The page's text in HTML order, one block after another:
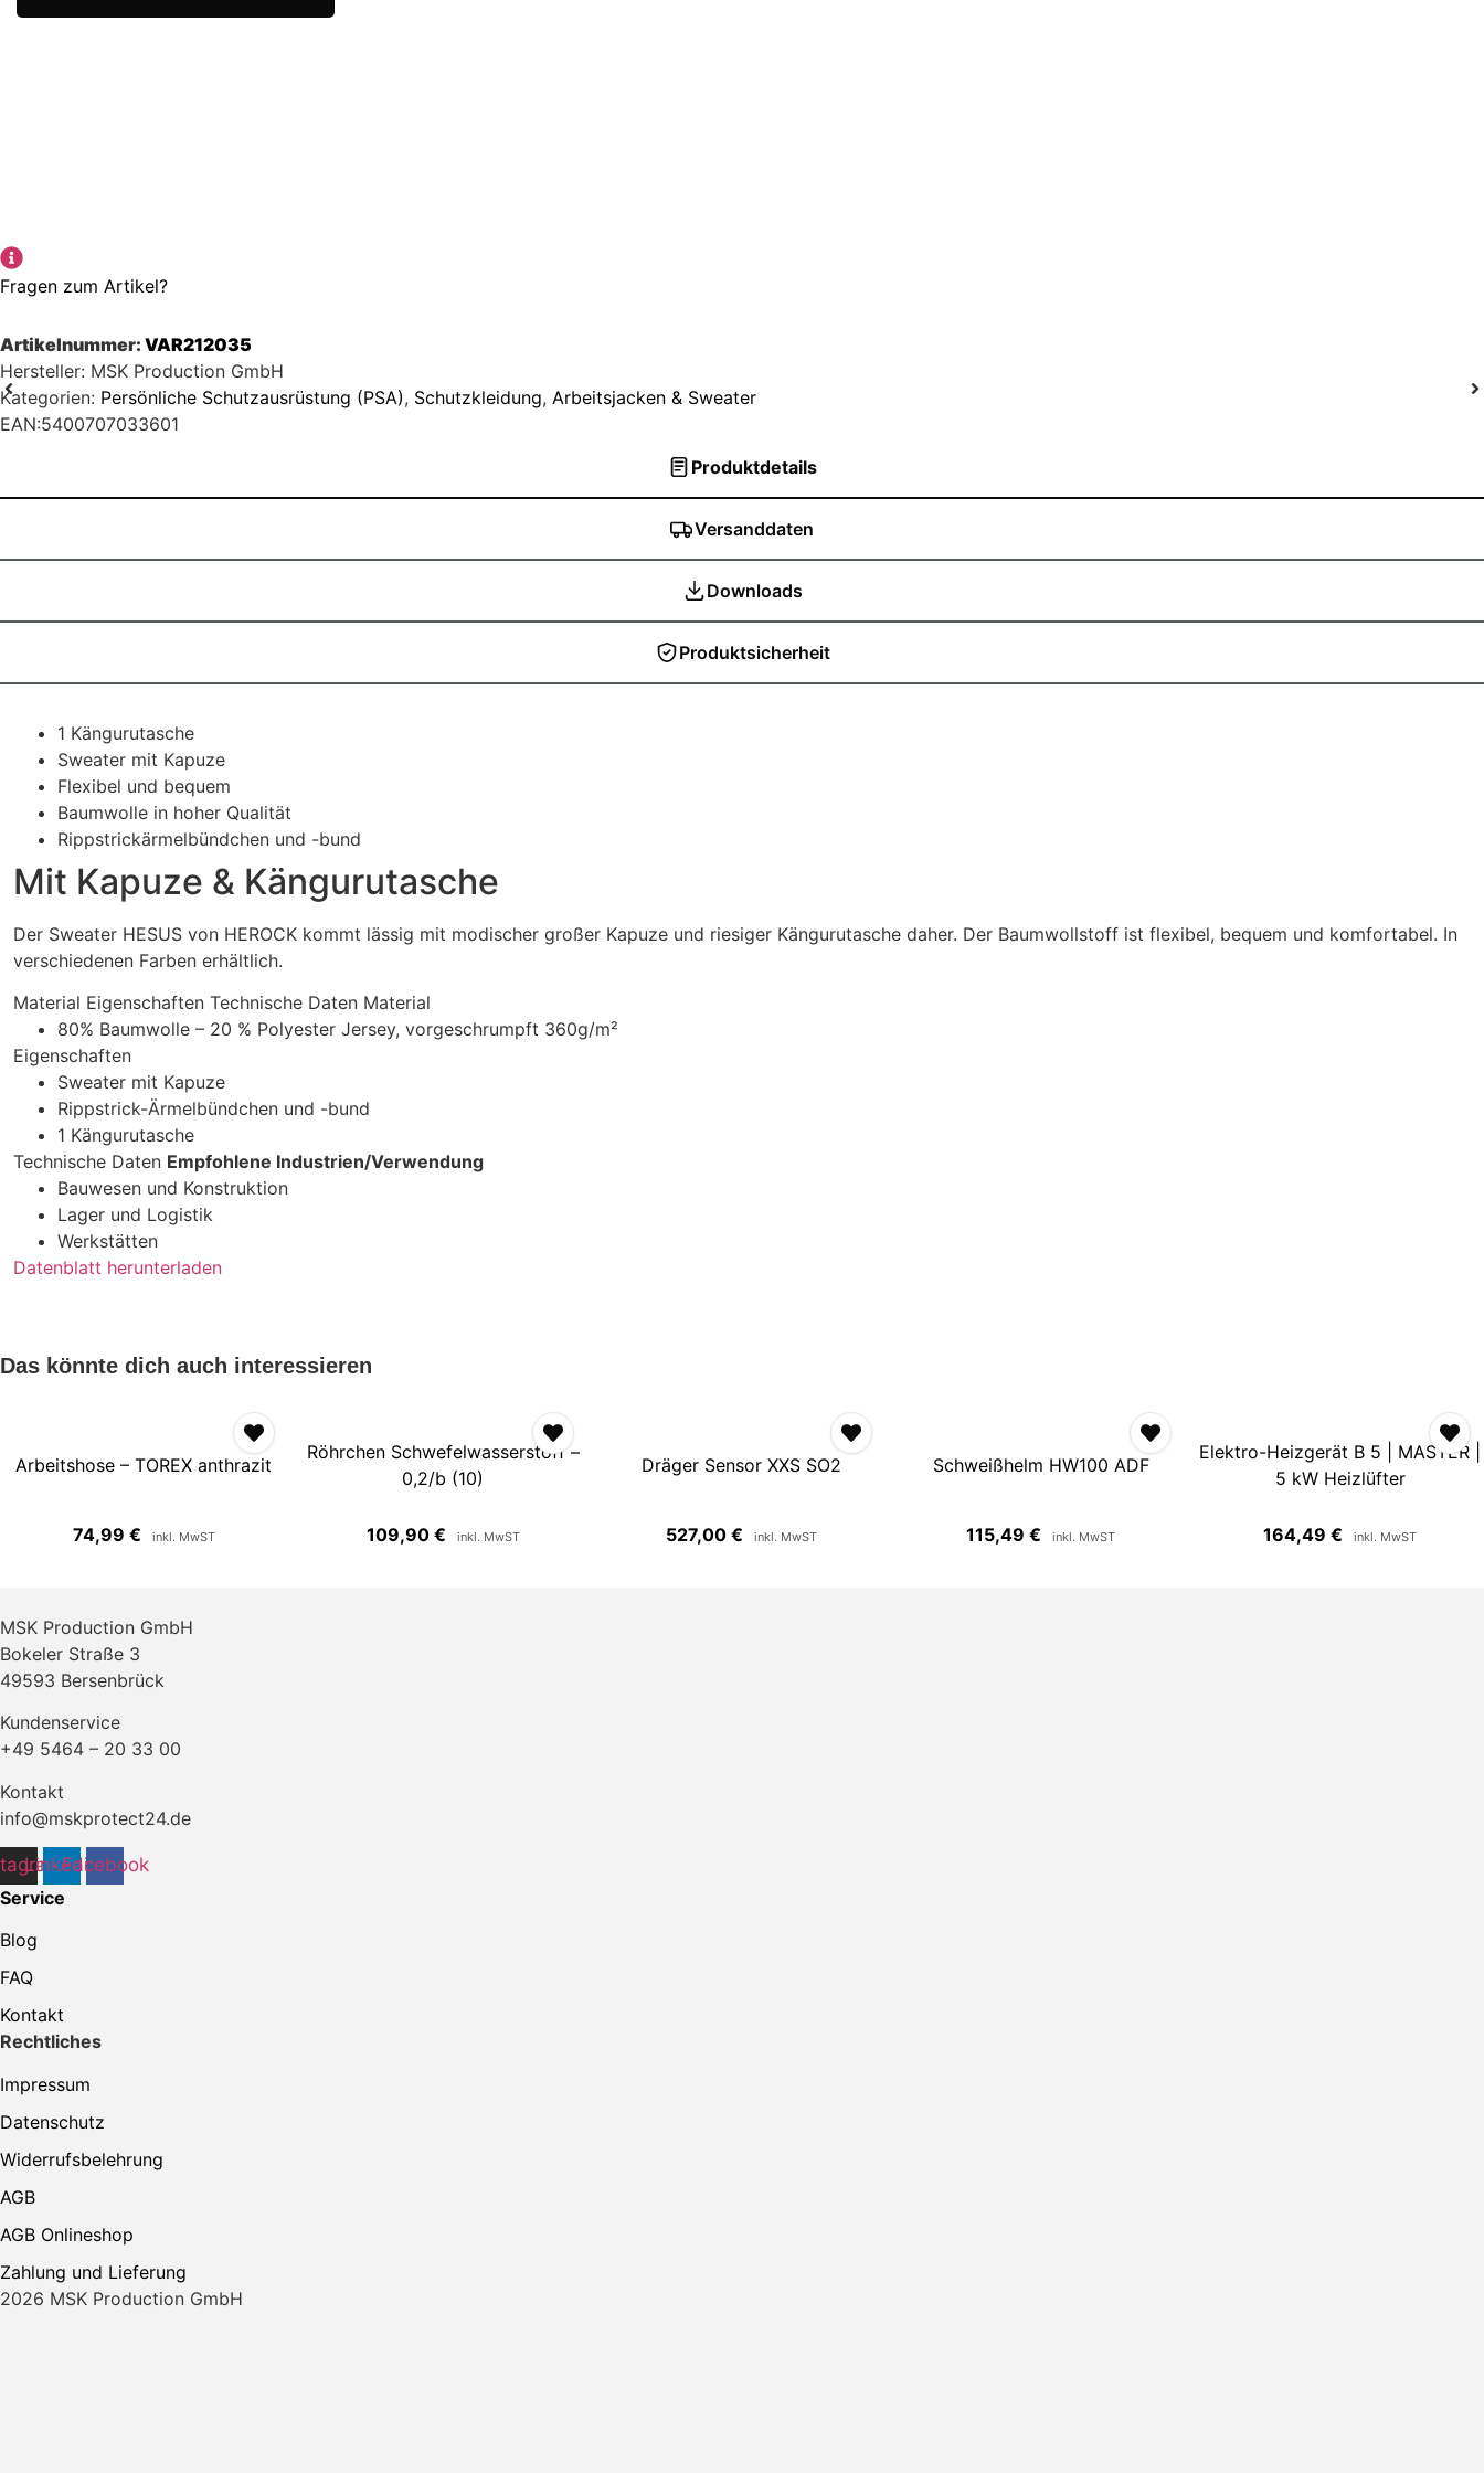
HESUS
Fragen zum Artikel?
Artikelnummer: VAR212035
Kategorien: Persönliche Schutzausrüstung (PSA), Schutzkleidung, Arbeitsjacken & Sweater
Hersteller: MSK Production GmbH
EAN:5400707033601
Produktdetails
Versanddaten
Downloads
Produktsicherheit
1 Kängurutasche
Sweater mit Kapuze
Flexibel und bequem
Baumwolle in hoher Qualität
Rippstrickärmelbündchen und -bund
Mit Kapuze & Kängurutasche
Der Sweater HESUS von HEROCK kommt lässig mit modischer großer Kapuze und riesiger Kängurutasche daher. Der Baumwollstoff ist flexibel, bequem und komfortabel. In
verschiedenen Farben erhältlich.
Material Eigenschaften Technische Daten Material
80% Baumwolle – 20 % Polyester Jersey, vorgeschrumpft 360g/m²
Eigenschaften
Sweater mit Kapuze
Rippstrick-Ärmelbündchen und -bund
1 Kängurutasche
Technische Daten Empfohlene Industrien/Verwendung
Bauwesen und Konstruktion
Lager und Logistik
Werkstätten
Datenblatt herunterladen
Das könnte dich auch interessieren
Arbeitshose – TOREX anthrazit
74,99 € inkl. MwST
Röhrchen Schwefelwasserstoff –
0,2/b (10)
109,90 € inkl. MwST
Dräger Sensor XXS SO2
527,00€ inkl. MwST
Schweißhelm HW100 ADF
115,49€ inkl. MwST
Elektro-Heizgerät B 5 | MASTER |
5 kW Heizlüfter
164,49€ inkl. MwST
MSK Production GmbH
Bokeler Straße 3
49593 Bersenbrück
Kundenservice
+49 5464 – 20 33 00
Kontakt
info@mskprotect24.de
LinkedinFacebook
Service
Blog
FAQ
Kontakt
Rechtliches
Impressum
Datenschutz
Widerrufsbelehrung
AGB
AGB Onlineshop
Zahlung und Lieferung
2026 MSK Production GmbH